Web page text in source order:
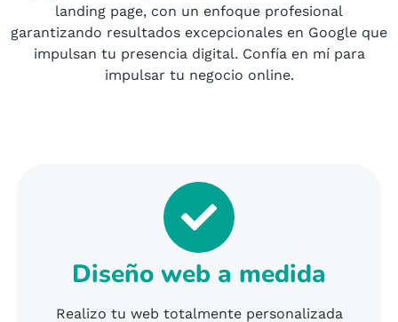
landing page, con un enfoque profesional
garantizando resultados excepcionales en Google que
impulsan tu presencia digital. Confía en mí para
impulsar tu negocio online.
Diseño web a medida
Realizo tu web totalmente personalizada